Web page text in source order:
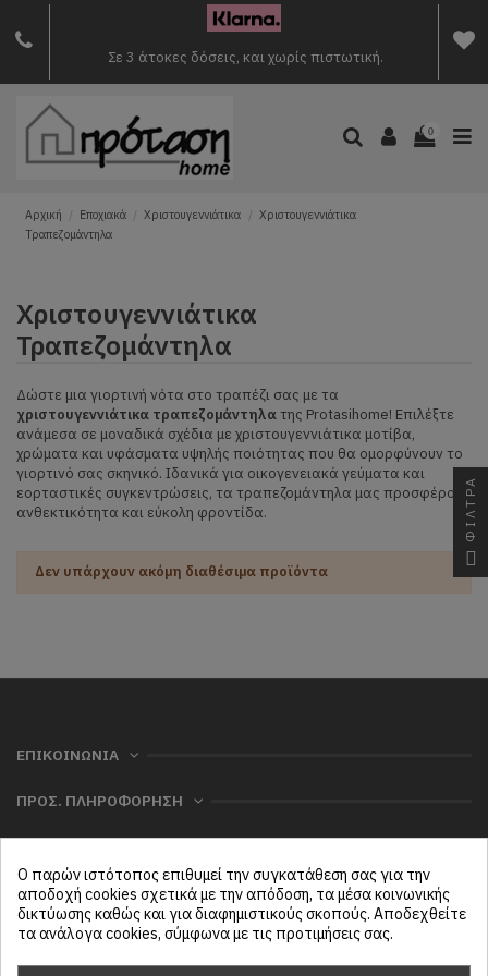
Σε 3 άτοκες δόσεις, και χωρίς πιστωτική.
0
Αρχική Εποχιακά Χριστουγεννιάτικα
Χριστουγεννιάτικα
Τραπεζομάντηλα
Χριστουγεννιάτικα
Τραπεζομάντηλα
Δώστε μια γιορτινή νότα στο τραπέζι σας με τα
χριστουγεννιάτικα τραπεζομάντηλατης Protasihome! Επιλέξτε
ανάμεσα σε μοναδικά σχέδια με χριστουγεννιάτικα μοτίβα,
χρώματα και υφάσματα υψηλής ποιότητας που θα ομορφύνουν το
γιορτινό σας σκηνικό. Ιδανικά για οικογενειακά γεύματα και
εορταστικές συγκεντρώσεις, τα τραπεζομάντηλα μας προσφέρουν
ανθεκτικότητα και εύκολη φροντίδα.
Δεν υπάρχουν ακόμη διαθέσιμα προϊόντα
ΕΠΙΚΟΙΝΩΝΙΑ
ΠΡΟΣ. ΠΛΗΡΟΦΟΡΗΣΗ
ΜΕΝΟΥ
Follow us
ΦΙΛΤΡΑ
Ο παρών ιστότοπος επιθυμεί την συγκατάθεση σας για την
αποδοχή cookies σχετικά με την απόδοση, τα μέσα κοινωνικής
δικτύωσης καθώς και για διαφημιστικούς σκοπούς. Αποδεχθείτε
τα ανάλογα cookies, σύμφωνα με τις προτιμήσεις σας.